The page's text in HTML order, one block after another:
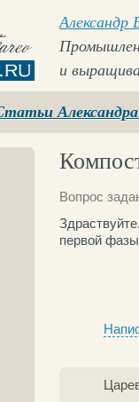
Александр
и
Вопрос
первой